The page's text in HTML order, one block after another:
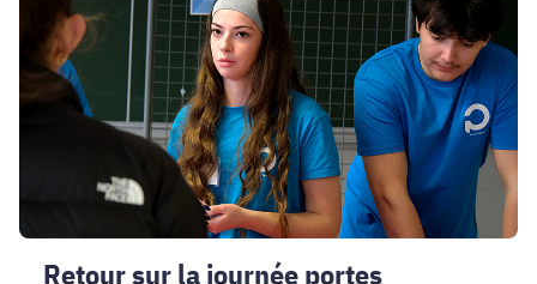
journée
portes
ouvertes
de
Polytech
Retour sur la journée portes